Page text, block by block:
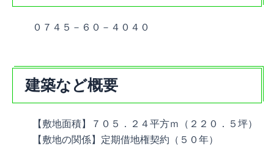
０７４５－６０－４０４０
建築など概要
【敷地面積】７０５．２４平方ｍ（２２０．５坪）
【敷地の関係】定期借地権契約（５０年）